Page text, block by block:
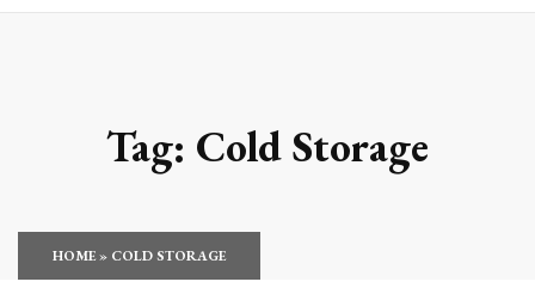
Tag: Cold Storage
HOME» COLD STORAGE